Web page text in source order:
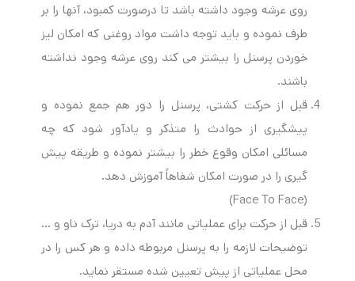
روی عرشه وجود داشته باشد تا درصورت کمبود، آنها را بر
طرف نموده و باید توجه داشت مواد روغنی که امکان لیز
خوردن پرسنل را بیشتر می کند روی عرشه وجود نداشته
باشند.
قبل از حرکت کشتی، پرسنل را دور هم جمع نموده و
پیشگیری از حوادث را متذکر و یادآور شود که چه
مسائلی امکان وقوع خطر را بیشتر نموده و طریقه پیش
گیری را در صورت امکان شفاهاً آموزش دهد.
(Face To Face)
قبل از حرکت برای عملیاتی مانند آدم به دریا، ترک ناو و …
توضیحات لازمه را به پرسنل مربوطه داده و هر کس را در
محل عملیاتی از پیش تعیین شده مستقر نماید.